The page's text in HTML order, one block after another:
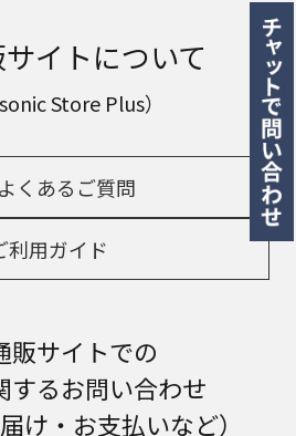
イトについて
Store Plus）
よくあるご質問
利用ガイド
販サイトでの
するお問い合わせ
け・お支払いなど）